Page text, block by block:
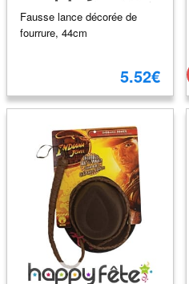
Fausse lance décorée de
fourrure, 44cm
5.52€